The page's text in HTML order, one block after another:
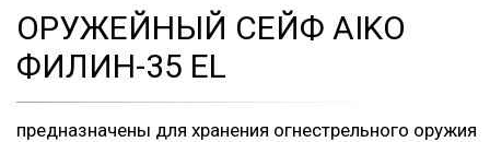
ОРУЖЕЙНЫЙ СЕЙФ AIKO
ФИЛИН-35 EL
предназначены для хранения огнестрельного оружия